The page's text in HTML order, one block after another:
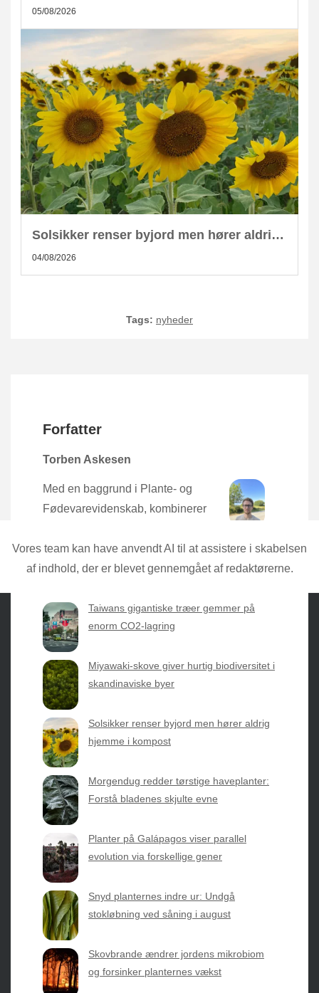
05/08/2026
Solsikker renser byjord men hører aldrig hjemme i kompost
04/08/2026
Tags: nyheder
Forfatter
Torben Askesen
Med en baggrund i Plante- og
Fødevarevidenskab, kombinerer
praktisk erfaring direkte fra mulden.
Taiwans gigantiske træer gemmer på
enorm CO2-lagring
Miyawaki-skove giver hurtig biodiversitet i
skandinaviske byer
Solsikker renser byjord men hører aldrig
hjemme i kompost
Morgendug redder tørstige haveplanter:
Forstå bladenes skjulte evne
Planter på Galápagos viser parallel
evolution via forskellige gener
Snyd planternes indre ur: Undgå
stokløbning ved såning i august
Skovbrande ændrer jordens mikrobiom
og forsinker planternes vækst
Vores team kan have anvendt AI til at assistere i skabelsen
af indhold, der er blevet gennemgået af redaktørerne.
Sæsonvis
- Din foretrukne kilde til alt inden for
havearbejde og botanik. Få jordnære råd, spændende
nyheder fra botanikkens verden og nemme genveje til
sæsonens grønne glæder.
2026 © Web Atelier ApS
Privatlivspolitik & Cookies
Kontakt Os
Om os